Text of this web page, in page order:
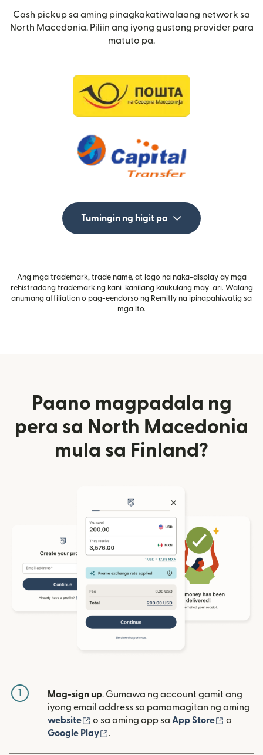
Cash pickup sa aming pinagkakatiwalaang network sa
North Macedonia. Piliin ang iyong gustong provider para
matuto pa.
Tumingin ng higit pa
Ang mga trademark, trade name, at logo na naka-display ay mga
rehistradong trademark ng kani-kanilang kaukulang may-ari. Walang
anumang affiliation o pag-eendorso ng Remitly na ipinapahiwatig sa
mga ito.
Paano magpadala ng
pera sa North Macedonia
mula sa Finland?
1 Mag-sign up. Gumawa ng account gamit ang
iyong email address sa pamamagitan ng aming
website
(bubukas sa bagong window)
o sa aming app sa App Store
o
Google Play
.